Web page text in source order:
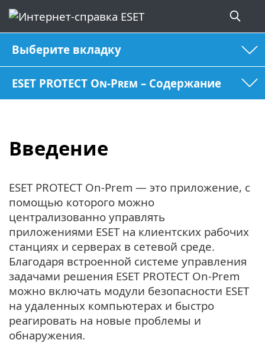
Выберите вкладку
ESET PROTECT On-Prem – Содержание
Введение
ESET PROTECT On-Prem — это приложение, с
помощью которого можно
централизованно управлять
приложениями ESET на клиентских рабочих
станциях и серверах в сетевой среде.
Благодаря встроенной системе управления
задачами решения ESET PROTECT On-Prem
можно включать модули безопасности ESET
на удаленных компьютерах и быстро
реагировать на новые проблемы и
обнаружения.